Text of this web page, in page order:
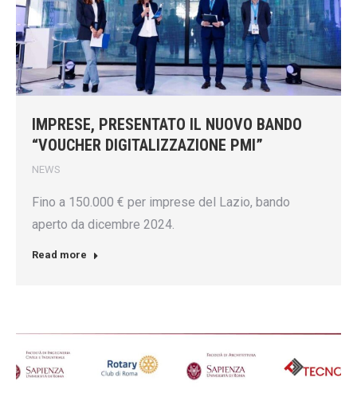
IMPRESE, PRESENTATO IL NUOVO BANDO
“VOUCHER DIGITALIZZAZIONE PMI”
NEWS
Fino a 150.000 € per imprese del Lazio, bando
aperto da dicembre 2024.
Read more